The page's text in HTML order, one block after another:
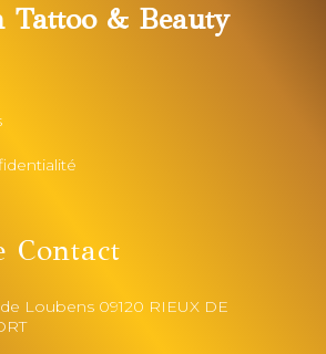
Tattoo & Beauty
Contact
Loubens 09120 RIEUX DE